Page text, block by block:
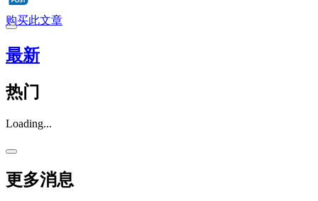
购买此文章
最新
热门
Loading...
更多消息